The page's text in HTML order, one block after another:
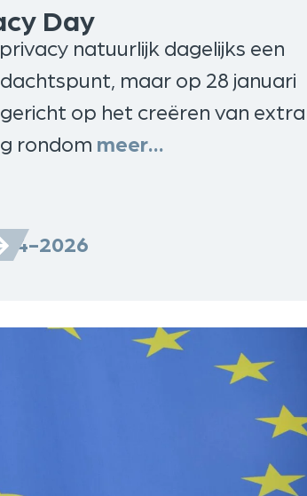
Day
natuurlijk dagelijks een
maar op 28 januari
op het creëren van extra
rondom meer…
4-2026